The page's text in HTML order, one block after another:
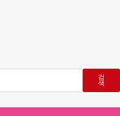
검
색